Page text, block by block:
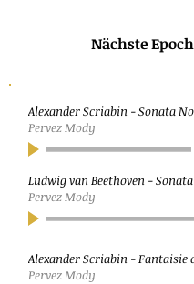
Nächste
Alexander Scriabin - Sonata
Pervez Mody
Ludwig van Beethoven -
Pervez Mody
Alexander Scriabin - Fantaisie
Pervez Mody